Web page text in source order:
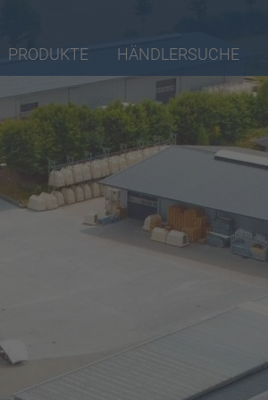
PRODUKTE HÄNDLERSUCHE